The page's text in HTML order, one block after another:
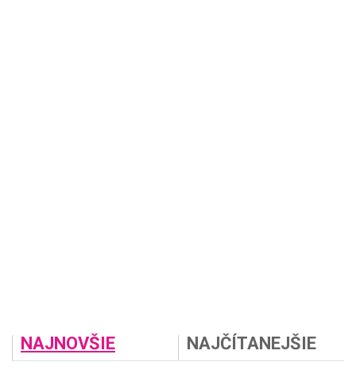
NAJNOVŠIE NAJČÍTANEJŠIE